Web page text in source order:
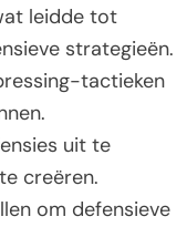
leidde tot
strategieën.
tactieken
uit te
creëren.
om defensieve